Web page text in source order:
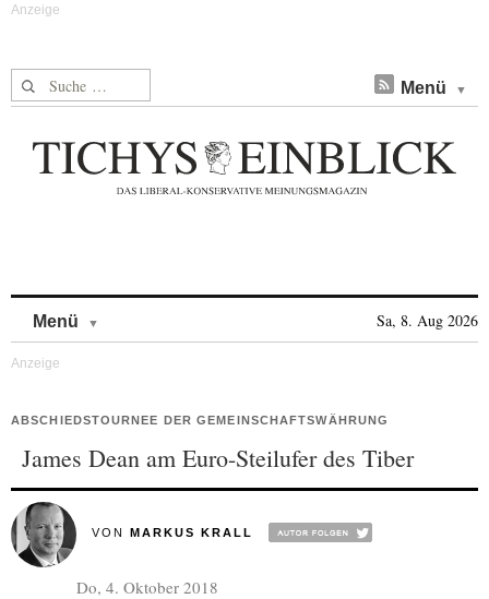
Suche nach: Menü
Menü Sa, 8. Aug 2026
ABSCHIEDSTOURNEE DER GEMEINSCHAFTSWÄHRUNG
James Dean am Euro-Steilufer des Tiber
VON MARKUS KRALL
Do, 4. Oktober 2018